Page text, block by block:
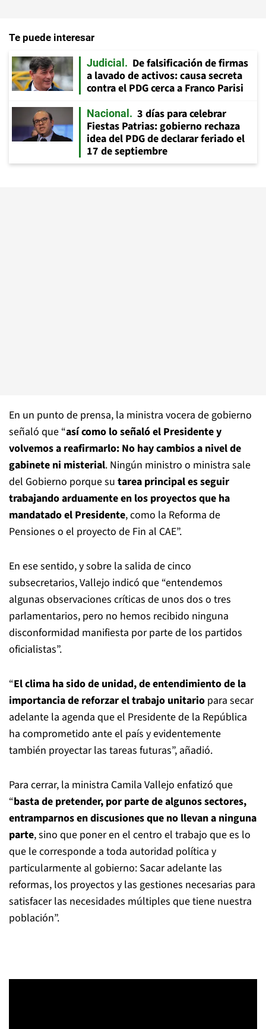
Te puede interesar
Judicial
De falsificación de firmas
a lavado de activos: causa secreta
contra el PDG cerca a Franco Parisi
Nacional
3 días para celebrar
Fiestas Patrias: gobierno rechaza
idea del PDG de declarar feriado el
17 de septiembre
En un punto de prensa, la ministra vocera de gobierno
señaló que “así como lo señaló el Presidente y
volvemos a reafirmarlo: No hay cambios a nivel de
gabinete ni misterial. Ningún ministro o ministra sale
del Gobierno porque su tarea principal es seguir
trabajando arduamente en los proyectos que ha
mandatado el Presidente, como la Reforma de
Pensiones o el proyecto de Fin al CAE”.
En ese sentido, y sobre la salida de cinco
subsecretarios, Vallejo indicó que “entendemos
algunas observaciones críticas de unos dos o tres
parlamentarios, pero no hemos recibido ninguna
disconformidad manifiesta por parte de los partidos
oficialistas”.
“El clima ha sido de unidad, de entendimiento de la
importancia de reforzar el trabajo unitario para secar
adelante la agenda que el Presidente de la República
ha comprometido ante el país y evidentemente
también proyectar las tareas futuras”, añadió.
Para cerrar, la ministra Camila Vallejo enfatizó que
“basta de pretender, por parte de algunos sectores,
entramparnos en discusiones que no llevan a ninguna
parte, sino que poner en el centro el trabajo que es lo
que le corresponde a toda autoridad política y
particularmente al gobierno: Sacar adelante las
reformas, los proyectos y las gestiones necesarias para
satisfacer las necesidades múltiples que tiene nuestra
población”.